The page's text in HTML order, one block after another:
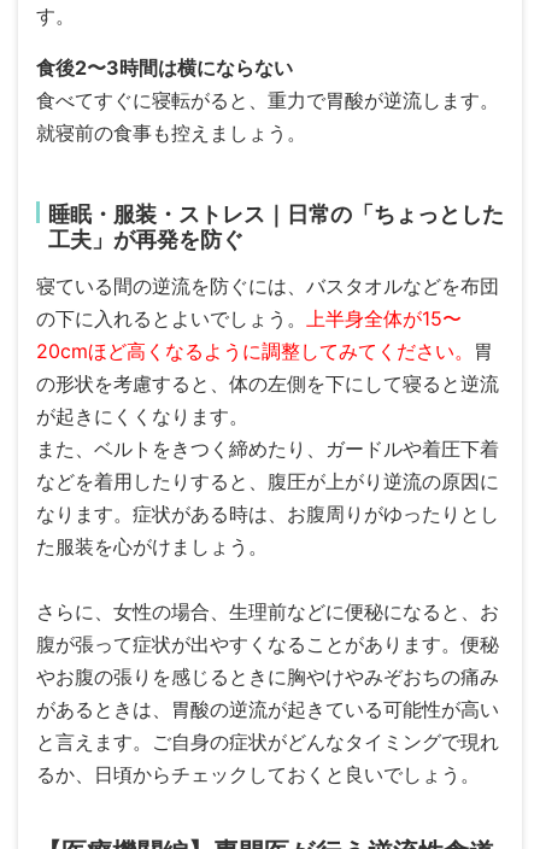
す。
食後2〜3時間は横にならない
食べてすぐに寝転がると、重力で胃酸が逆流します。
就寝前の食事も控えましょう。
睡眠・服装・ストレス｜日常の「ちょっとした
工夫」が再発を防ぐ
寝ている間の逆流を防ぐには、バスタオルなどを布団
の下に入れるとよいでしょう。 上半身全体が15〜
20cmほど高くなるように調整してみてください。 胃
の形状を考慮すると、体の左側を下にして寝ると逆流
が起きにくくなります。
また、ベルトをきつく締めたり、ガードルや着圧下着
などを着用したりすると、腹圧が上がり逆流の原因に
なります。症状がある時は、お腹周りがゆったりとし
た服装を心がけましょう。
さらに、女性の場合、生理前などに便秘になると、お
腹が張って症状が出やすくなることがあります。便秘
やお腹の張りを感じるときに胸やけやみぞおちの痛み
があるときは、胃酸の逆流が起きている可能性が高い
と言えます。ご自身の症状がどんなタイミングで現れ
るか、日頃からチェックしておくと良いでしょう。